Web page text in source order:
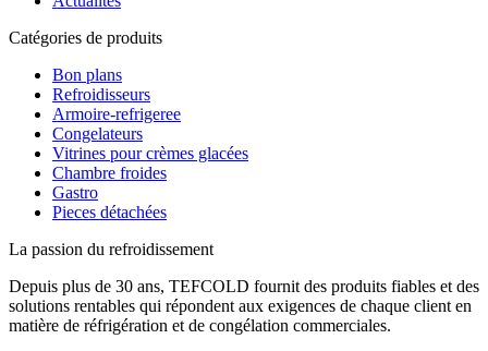
Catégories de produits
Bon plans
Refroidisseurs
Armoire-refrigeree
Congelateurs
Vitrines pour crèmes glacées
Chambre froides
Gastro
Pieces détachées
La passion du refroidissement
Depuis plus de 30 ans, TEFCOLD fournit des produits fiables et des
solutions rentables qui répondent aux exigences de chaque client en
matière de réfrigération et de congélation commerciales.